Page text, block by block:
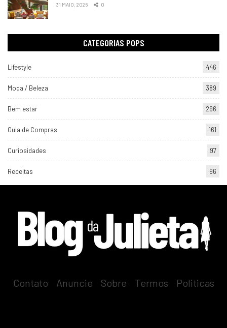
31 MAIO, 2026 0
CATEGORIAS POPS
Lifestyle 446
Moda / Beleza 389
Bem estar 296
Guia de Compras 161
Curiosidades 97
Receitas 96
Contato Anuncie Sobre Termos Politicas